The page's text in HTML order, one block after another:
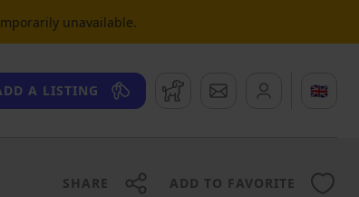
unavailable.
A LISTING WatchdogMessages 🇬🇧
SHARE ADD TO FAVORITE